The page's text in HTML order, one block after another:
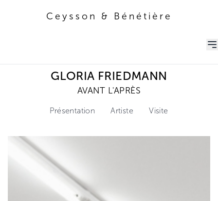
Ceysson & Bénétière
GLORIA FRIEDMANN
AVANT L'APRÈS
Présentation Artiste Visite